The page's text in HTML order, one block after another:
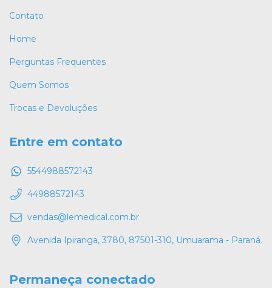
Contato
Home
Perguntas Frequentes
Quem Somos
Trocas e Devoluções
Entre em contato
5544988572143
44988572143
vendas@lemedical.com.br
Avenida Ipiranga, 3780, 87501-310, Umuarama - Paraná.
Permaneça conectado